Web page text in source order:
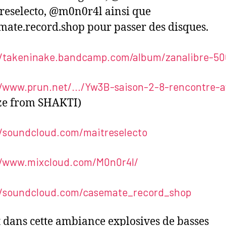
@m0n0r4l ainsi que
pour passer des disques.
album/zanalibre-
.../Yw3B-saison-2-8-rencontre-
from SHAKTI)
maitreselecto
M0n0r4l/
casemate_record_shop
dans cette ambiance explosives de basses